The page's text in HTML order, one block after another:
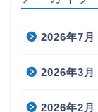
2026年7月
2026年3月
2026年2月